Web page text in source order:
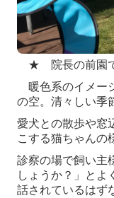
★ 院長の前園
暖色系のイメー
の空。清々しい季
愛犬との散歩や窓
こする猫ちゃんの
診察の場で飼い主
しょうか？」とよ
話されているはず